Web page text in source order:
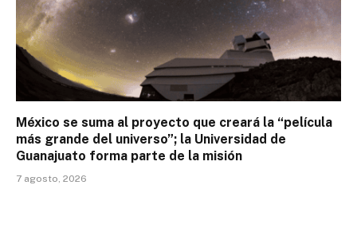
México se suma al proyecto que creará la “película
más grande del universo”; la Universidad de
Guanajuato forma parte de la misión
7 agosto, 2026